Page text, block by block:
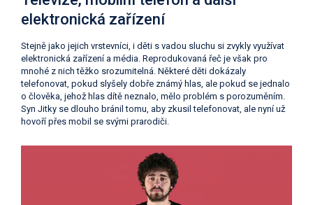
elektronická zařízení
Stejně jako jejich vrstevníci, i děti s vadou sluchu si zvykly využívat
elektronická zařízení a média. Reprodukovaná řeč je však pro
mnohé z nich těžko srozumitelná. Některé děti dokázaly
telefonovat, pokud slyšely dobře známý hlas, ale pokud se jednalo
o člověka, jehož hlas dítě neznalo, mělo problém s porozuměním.
Syn Jitky se dlouho bránil tomu, aby zkusil telefonovat, ale nyní už
hovoří přes mobil se svými prarodiči.